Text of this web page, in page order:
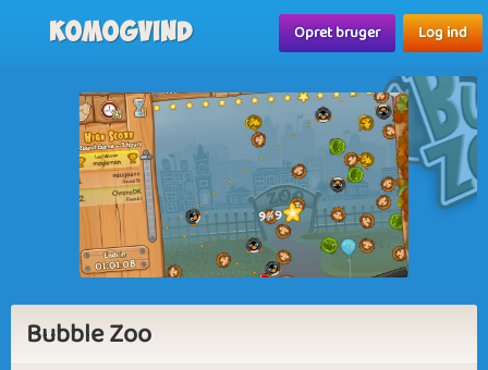
Komogvind Opret bruger Log ind
Bubble Zoo